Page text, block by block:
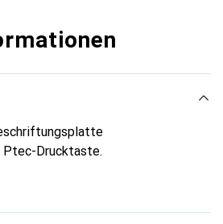
Ptec-Drucktaste.